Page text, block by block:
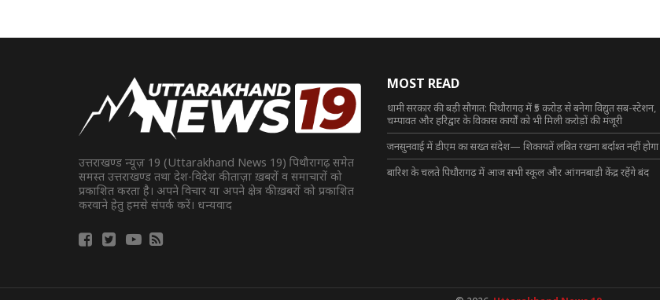
उत्तराखण्ड न्यूज़ 19 (Uttarakhand News 19) पिथौरागढ़ समेत
समस्त उत्तराखण्ड तथा देश-विदेश की ताज़ा ख़बरों व समाचारों को
प्रकाशित करता है। अपने विचार या अपने क्षेत्र की ख़बरों को प्रकाशित
करवाने हेतु हमसे संपर्क करें। धन्यवाद
MOST READ
धामी सरकार की बड़ी सौगात: पिथौरागढ़ में ₹5 करोड़ से बनेगा विद्युत सब-स्टेशन,
चम्पावत और हरिद्वार के विकास कार्यों को भी मिली करोड़ों की मंजूरी
जनसुनवाई में डीएम का सख्त संदेश— शिकायतें लंबित रखना बर्दाश्त नहीं होगा
बारिश के चलते पिथौरागढ़ में आज सभी स्कूल और आंगनबाड़ी केंद्र रहेंगे बंद